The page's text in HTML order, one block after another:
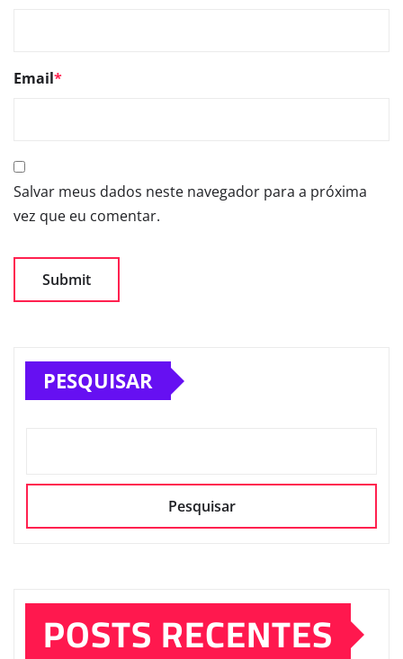
Email*
Salvar meus dados neste navegador para a próxima
vez que eu comentar.
PESQUISAR
Pesquisar
POSTS RECENTES